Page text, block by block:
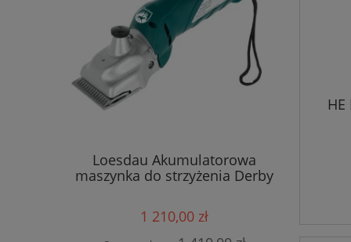
Loesdau Akumulatorowa
maszynka do strzyżenia Derby
1 210,00 zł